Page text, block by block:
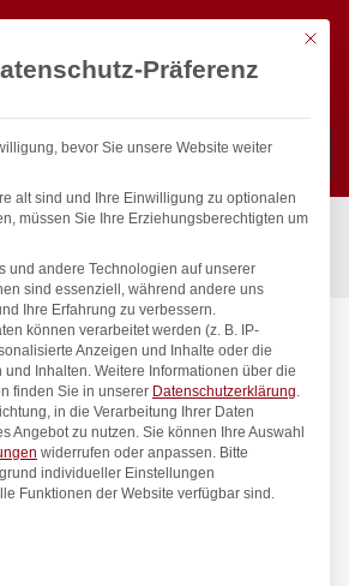
Suchen
& Gastro Geräte für Profis
pro Wannen-Rohreinlauf
Mit
Präferenz
bevor Sie unsere Website weiter
alt sind und Ihre Einwilligung zu optionalen
müssen Sie Ihre Erziehungsberechtigten um
und andere Technologien auf unserer
sind essenziell, während andere uns
Ihre Erfahrung zu verbessern.
können verarbeitet werden (z. B. IP-
Anzeigen und Inhalte oder die
und Inhalten. Weitere Informationen über die
finden Sie in unserer Datenschutzerklärung.
in die Verarbeitung Ihrer Daten
Angebot zu nutzen. Sie können Ihre Auswahl
widerrufen oder anpassen. Bitte
individueller Einstellungen
Funktionen der Website verfügbar sind.
Service-Gruppen, für die eine